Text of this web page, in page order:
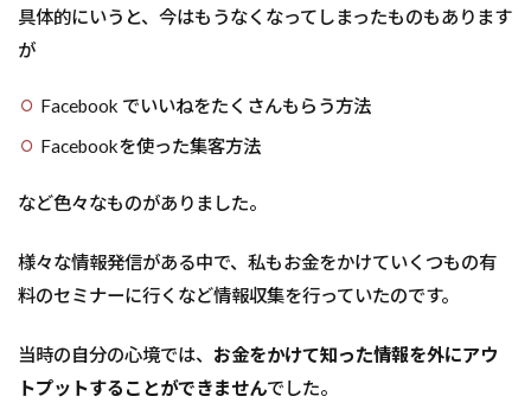
ブ
ン
に
な
2.1
伝え
たい
１：
の出
具体的にいうと、今はもうなくなってしまったものもあります
が
Facebook でいいねをたくさんもらう方法
Facebookを使った集客方法
など色々なものがありました。
様々な情報発信がある中で、私もお金をかけていくつもの有
料のセミナーに行くなど情報収集を行っていたのです。
当時の自分の心境では、 お金をかけて知った情報を外にアウ
トプットすることができませんでした。